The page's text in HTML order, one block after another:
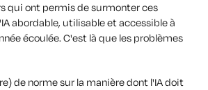
qui ont permis de surmonter ces
abordable, utilisable et accessible à
écoulée. C'est là que les problèmes
de norme sur la manière dont l'IA doit